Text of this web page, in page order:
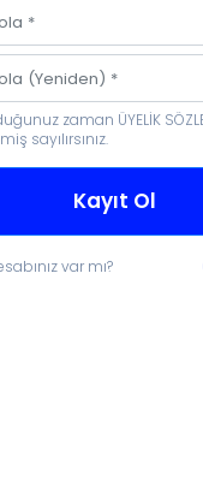
zaman ÜYELİK
sayılırsınız.
Kayıt Ol
var mı?
Hale